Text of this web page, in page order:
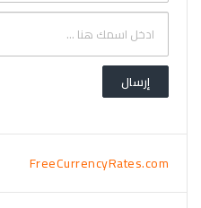
FreeCurrencyRates.com